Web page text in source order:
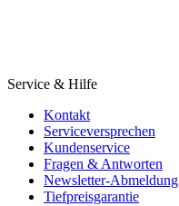
Service & Hilfe
Kontakt
Serviceversprechen
Kundenservice
Fragen & Antworten
Newsletter-Abmeldung
Tiefpreisgarantie